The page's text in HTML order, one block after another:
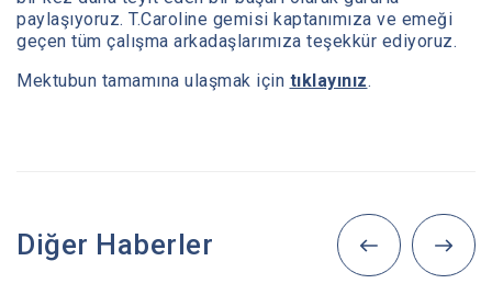
paylaşıyoruz. T.Caroline gemisi kaptanımıza ve emeği
geçen tüm çalışma arkadaşlarımıza teşekkür ediyoruz.
Mektubun tamamına ulaşmak için tıklayınız.
Diğer Haberler